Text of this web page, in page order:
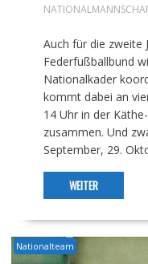
Auch für die zweite
Federfußballbund
Nationalkader
kommt dabei an
14 Uhr in der
zusammen. Und
September, 29.
WEITER
Nationalteam